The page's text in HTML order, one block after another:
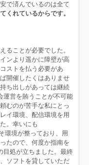
で済んでいるのは全て
くれているからです。
ることが必要でした。
ンより遥かに障壁が高
ストを払う必要があ
開催したくはありませ
ち出しがあっては継続
運営を賄うことが不可能
むのが苦手な私にとっ
イ環境、配信環境を用
。幸いにも
環境が整っており、用
たので、何度か指南を
目処が立ちました。最終
ソフトを貸していただ